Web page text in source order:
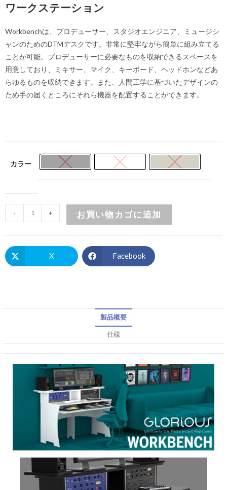
ワークステーション
Workbenchは、プロデューサー、スタジオエンジニア、ミュージシ
ャンのためのDTMデスクです。非常に堅牢ながら簡単に組み立てる
ことが可能。プロデューサーに必要なものを収納できるスペースを
用意しており、ミキサー、マイク、キーボード、ヘッドホンなどあ
らゆるものを収納できます。また、人間工学に基づいたデザインの
ため手の届くところにそれら機器を配置することができます。
カラー
- + お買い物カゴに追加
X Facebook
製品概要
仕様